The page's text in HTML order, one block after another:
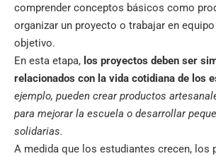
comprender conceptos básicos como
organizar un proyecto o trabajar en
objetivo.
En esta etapa, los proyectos deben ser
relacionados con la vida cotidiana de los
ejemplo, pueden crear productos
para mejorar la escuela o desarrollar
solidarias.
A medida que los estudiantes crecen, los